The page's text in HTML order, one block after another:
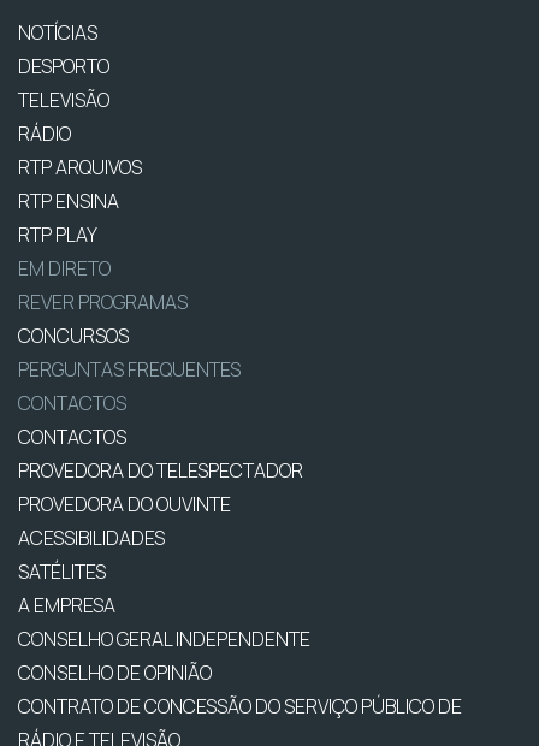
NOTÍCIAS
DESPORTO
TELEVISÃO
RÁDIO
RTP ARQUIVOS
RTP ENSINA
RTP PLAY
EM DIRETO
REVER PROGRAMAS
CONCURSOS
PERGUNTAS FREQUENTES
CONTACTOS
CONTACTOS
PROVEDORA DO TELESPECTADOR
PROVEDORA DO OUVINTE
ACESSIBILIDADES
SATÉLITES
A EMPRESA
CONSELHO GERAL INDEPENDENTE
CONSELHO DE OPINIÃO
CONTRATO DE CONCESSÃO DO SERVIÇO PÚBLICO DE
RÁDIO E TELEVISÃO